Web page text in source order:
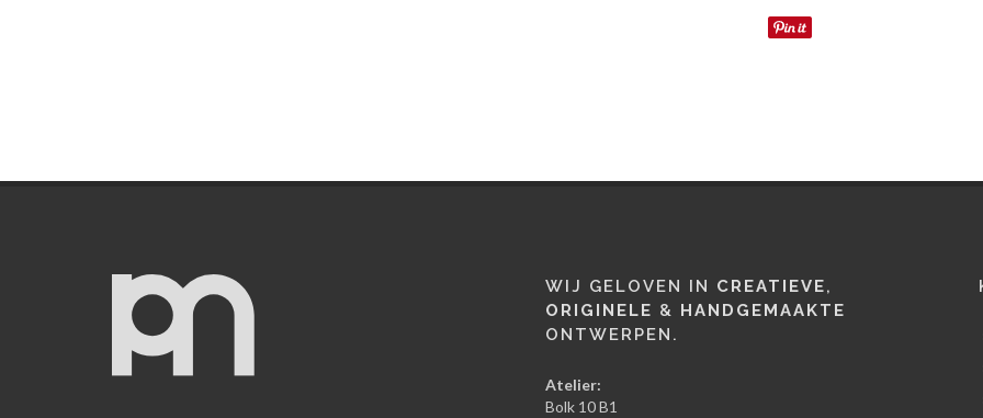
WIJ GELOVEN IN CREATIEVE,
ORIGINELE &
HANDGEMAAKTE
ONTWERPEN.
Atelier:
Bolk 10 B1